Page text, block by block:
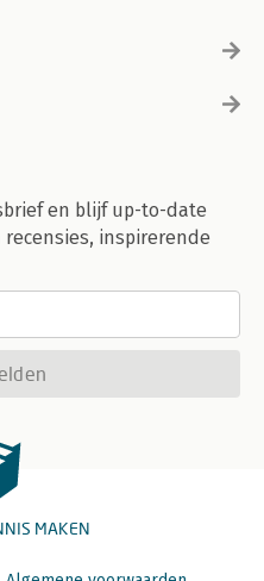
en blijf up-to-date
inspirerende
MAKEN